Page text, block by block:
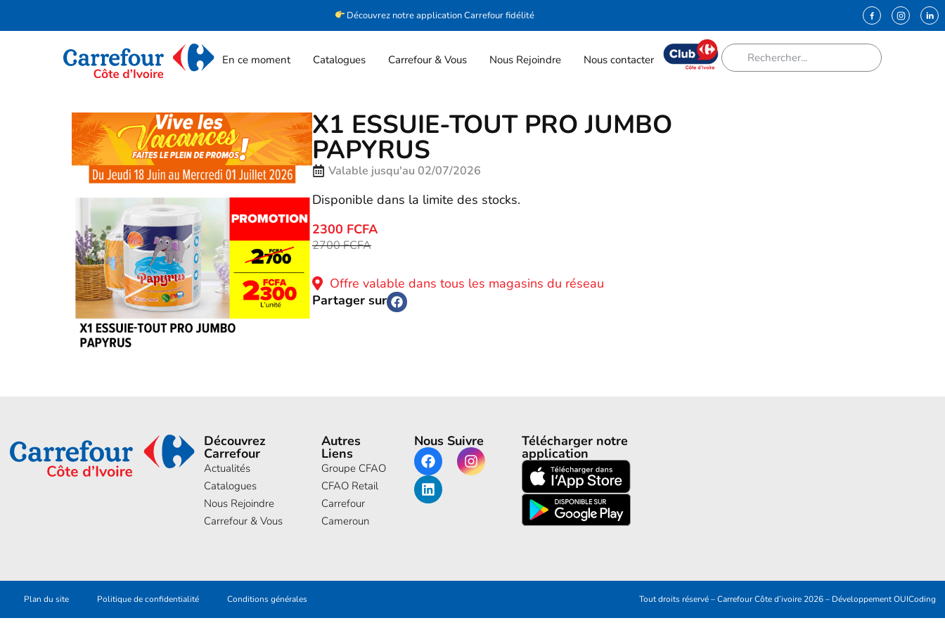
Découvrez notre application Carrefour fidélité
En ce moment Catalogues Carrefour & Vous Nous Rejoindre Nous contacter
X1 ESSUIE-TOUT PRO JUMBO
PAPYRUS
Valable jusqu'au 02/07/2026
Disponible dans la limite des stocks.
2300 FCFA
2700 FCFA
Offre valable dans tous les magasins du réseau
Partager sur
Découvrez
Carrefour
Actualités
Catalogues
Nous Rejoindre
Carrefour & Vous
Autres
Liens
Groupe CFAO
CFAO Retail
Carrefour
Cameroun
Nous Suivre Télécharger notre
application
Plan du site Politique de confidentialité Conditions générales Tout droits réservé – Carrefour Côte d’ivoire 2026 – DéveloppementOUICoding